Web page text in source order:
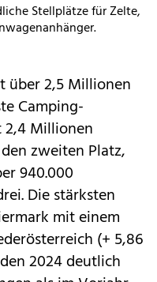
Stellplätze für Zelte,
über 2,5 Millionen
Camping-
2,4 Millionen
zweiten Platz,
940.000
Die stärksten
mit einem
(+ 5,86
2024 deutlich